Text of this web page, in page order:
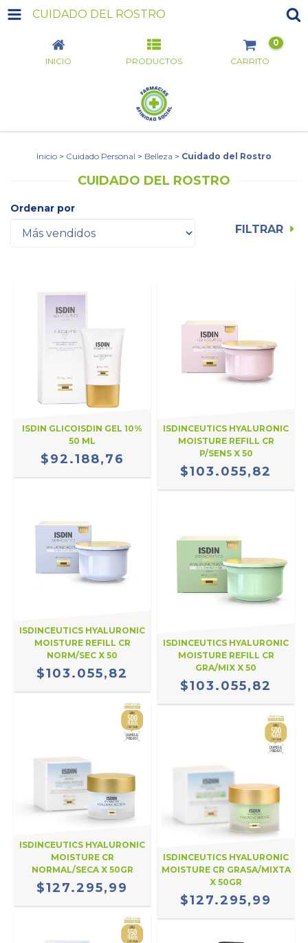
CUIDADO DEL ROSTRO
INICIO PRODUCTOS CARRITO
0
Inicio > Cuidado Personal > Belleza > Cuidado del Rostro
CUIDADO DEL ROSTRO
Ordenar por
FILTRAR
ISDIN GLICOISDIN GEL 10%
50 ML
$92.188,76
ISDINCEUTICS HYALURONIC
MOISTURE REFILL CR
P/SENS X 50
$103.055,82
ISDINCEUTICS HYALURONIC
MOISTURE REFILL CR
NORM/SEC X 50
$103.055,82
ISDINCEUTICS HYALURONIC
MOISTURE REFILL CR
GRA/MIX X 50
$103.055,82
ISDINCEUTICS HYALURONIC
MOISTURE CR
NORMAL/SECA X 50GR
$127.295,99
ISDINCEUTICS HYALURONIC
MOISTURE CR GRASA/MIXTA
X 50GR
$127.295,99